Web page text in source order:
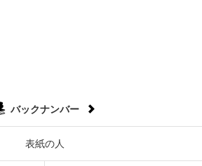
バックナンバー
表紙の人